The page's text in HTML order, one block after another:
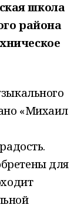
школа
района
«Михаил
для